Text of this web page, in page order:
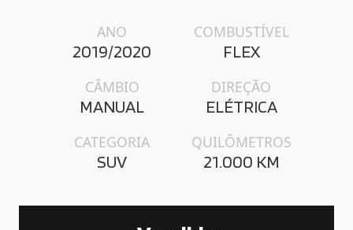
ANO
2019/2020
COMBUSTÍVEL
FLEX
CÂMBIO
MANUAL
DIREÇÃO
ELÉTRICA
CATEGORIA
SUV
QUILÔMETROS
21.000 KM